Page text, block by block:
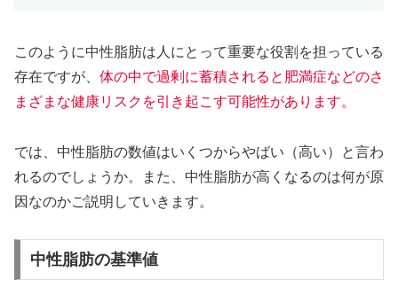
このように中性脂肪は人にとって重要な役割を担っている
存在ですが、 体の中で過剰に蓄積されると肥満症などのさ
まざまな健康リスクを引き起こす可能性があります。
では、中性脂肪の数値はいくつからやばい（高い）と言わ
れるのでしょうか。また、中性脂肪が高くなるのは何が原
因なのかご説明していきます。
中性脂肪の基準値